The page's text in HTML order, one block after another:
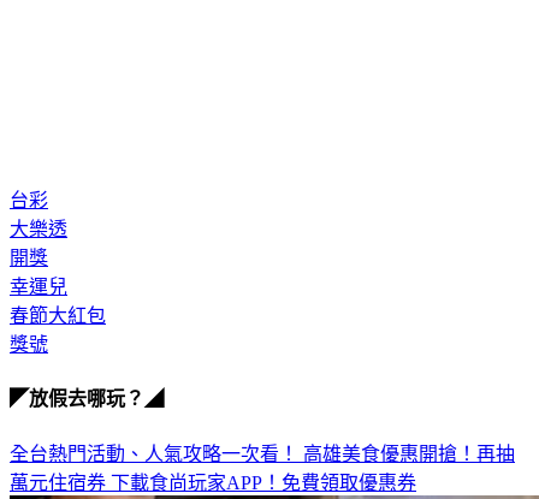
台彩
大樂透
開獎
幸運兒
春節大紅包
獎號
◤放假去哪玩？◢
全台熱門活動、人氣攻略一次看！ 高雄美食優惠開搶！再抽
萬元住宿券 下載食尚玩家APP！免費領取優惠券